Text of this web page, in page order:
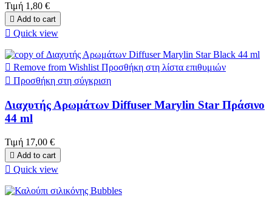
Τιμή 1,80 €
 Add to cart
 Quick view
 Remove from Wishlist Προσθήκη στη λίστα επιθυμιών
 Προσθήκη στη σύγκριση
Διαχυτής Αρωμάτων Diffuser Marylin Star Πράσινο
44 ml
Τιμή 17,00 €
 Add to cart
 Quick view